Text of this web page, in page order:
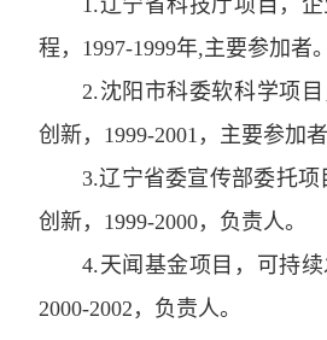
程 ， 1997-1999年,主要参加者。
2.沈阳市科委软科学项目
创新， 1999-2001 ， 主要参加者
3.辽宁省委宣传部委托项
创新， 1999-2000， 负责人。
4.天闻基金项目 ， 可持
2000-2002 ， 负责人。